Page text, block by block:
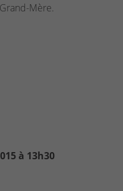
Mère.
à 13h30